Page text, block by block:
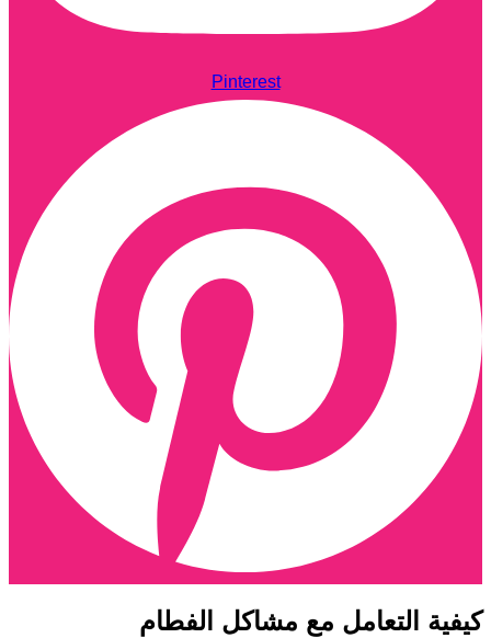
Pinterest
كيفية التعامل مع مشاكل الفطام